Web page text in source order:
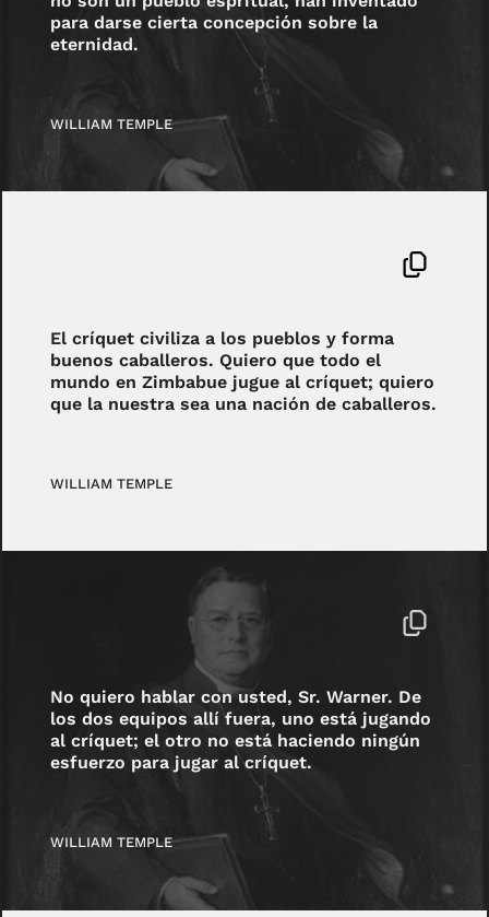
para darse cierta concepción sobre la
eternidad.
WILLIAM TEMPLE
El críquet civiliza a los pueblos y forma
buenos caballeros. Quiero que todo el
mundo en Zimbabue jugue al críquet; quiero
que la nuestra sea una nación de caballeros.
WILLIAM TEMPLE
No quiero hablar con usted, Sr. Warner. De
los dos equipos allí fuera, uno está jugando
al críquet; el otro no está haciendo ningún
esfuerzo para jugar al críquet.
WILLIAM TEMPLE